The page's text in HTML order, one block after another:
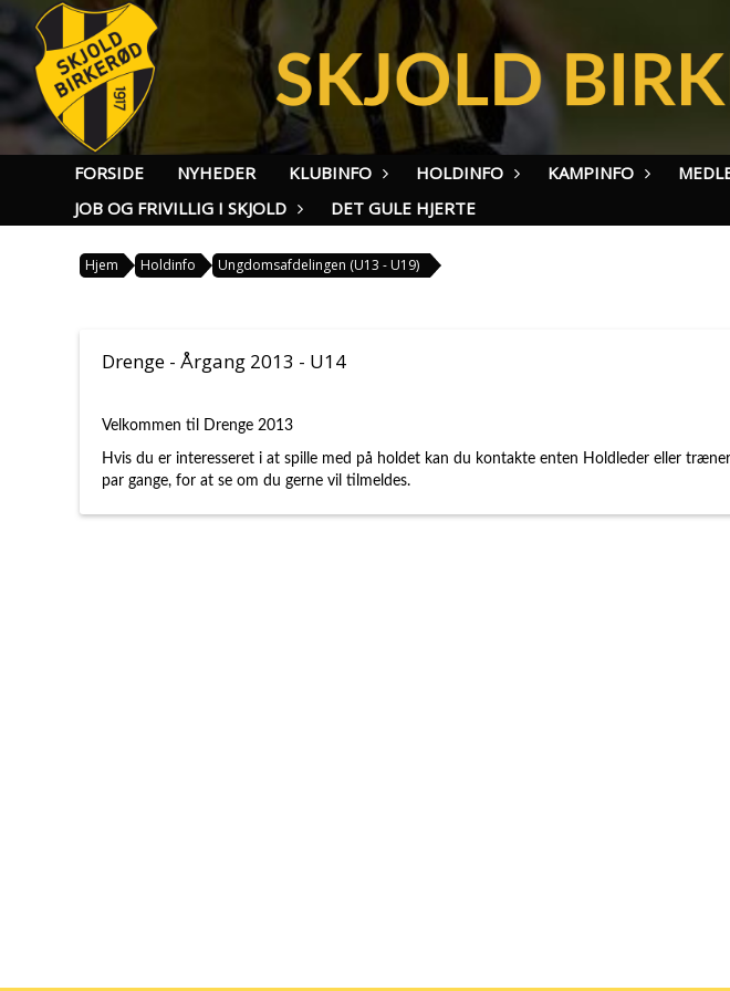
FORSIDE NYHEDER KLUBINFO HOLDINFO KAMPINFO
JOB OG FRIVILLIG I SKJOLD
DET GULE HJERTE
Hjem Holdinfo Ungdomsafdelingen (U13 - U19)
Drenge - Årgang 2013 - U14
Velkommen til Drenge 2013
Hvis du er interesseret i at spille med på holdet kan du kontakte enten Holdleder eller
par gange, for at se om du gerne vil tilmeldes.